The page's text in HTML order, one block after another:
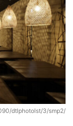
dtlphotolst/3/smp2/